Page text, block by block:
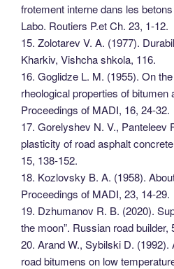
frotement interne dans les
Labo. Routiers P.et Ch. 23, 1-12.
15. Zolotarev V. A. (1977).
Kharkiv, Vishcha shkola, 116.
16. Goglidze L. M. (1955). On
rheological properties of bitumen
Proceedings of MADI, 16, 24-32.
17. Gorelyshev N. V., Panteleev
plasticity of road asphalt
15, 138-152.
18. Kozlovsky B. A. (1958).
Proceedings of MADI, 23, 14-29.
19. Dzhumanov R. B. (2020).
the moon”. Russian road builder,
20. Arand W., Sybilski D.
road bitumens on low